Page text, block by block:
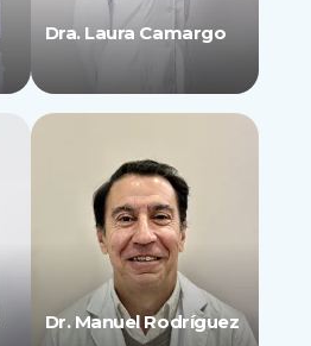
Dra. Laura Camargo
Dr. Manuel Rodríguez